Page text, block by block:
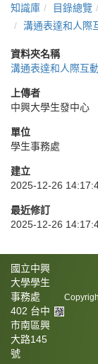
知識庫
目錄總覽
溝通表達和人際
資料夾名稱
溝通表達和人際互
上傳者
中興大學生發中心
單位
學生事務處
建立
2025-12-26
最近修訂
2025-12-26
國立中興
大學學生
事務處
402 台中
市南區興
大路145
號